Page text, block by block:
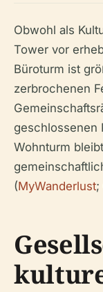
Obwohl als
Tower vor
Büroturm ist
zerbrochenen
geschlossenen
Wohnturm
(MyWanderlust;